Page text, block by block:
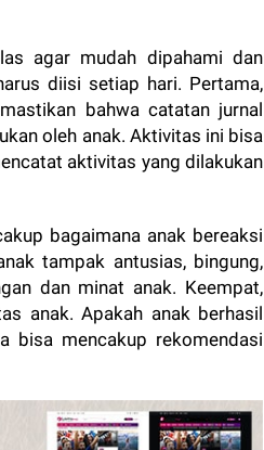
agar mudah dipahami dan
diisi setiap hari. Pertama,
bahwa catatan jurnal
oleh anak. Aktivitas ini bisa
aktivitas yang dilakukan
bagaimana anak bereaksi
tampak antusias, bingung,
dan minat anak. Keempat,
anak. Apakah anak berhasil
bisa mencakup rekomendasi